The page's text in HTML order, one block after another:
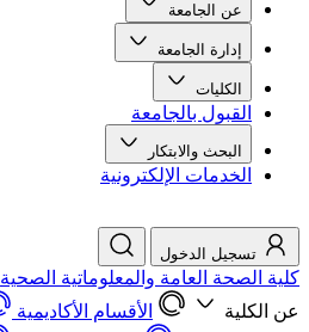
عن الجامعة
إدارة الجامعة
الكليات
القبول بالجامعة
البحث والابتكار
الخدمات الإلكترونية
تسجيل الدخول
كلية الصحة العامة والمعلوماتية الصحية
عن الكلية
الأقسام الأكاديمية